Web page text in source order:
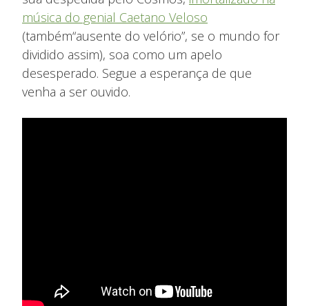
música do genial Caetano Veloso
(também“ausente do velório”, se o mundo for
dividido assim), soa como um apelo
desesperado. Segue a esperança de que
venha a ser ouvido.